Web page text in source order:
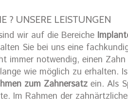
? UNSERE LEISTUNGEN
wir auf die Bereiche
Sie bei uns eine
immer notwendig, einen
wie möglich zu erhalten.
zum Zahnersatz ein. Als
Im Rahmen der